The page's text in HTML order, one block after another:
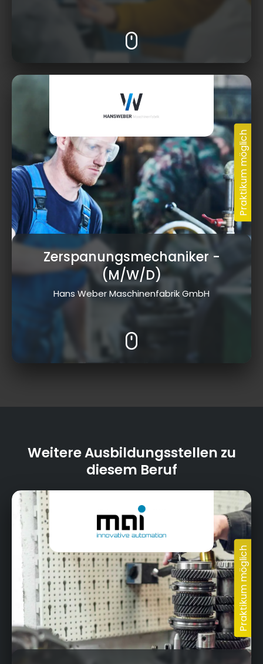
Zerspanungsmechaniker -
(M/W/D)
Hans Weber Maschinenfabrik GmbH
Weitere Ausbildungsstellen zu
diesem Beruf